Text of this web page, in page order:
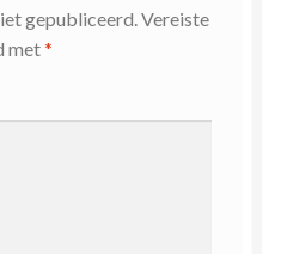
gepubliceerd.Vereiste
met*